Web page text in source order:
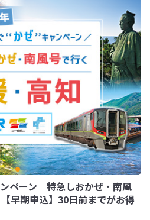
ペーン 特急しおかぜ・南風
早期申込】30日前までがお得